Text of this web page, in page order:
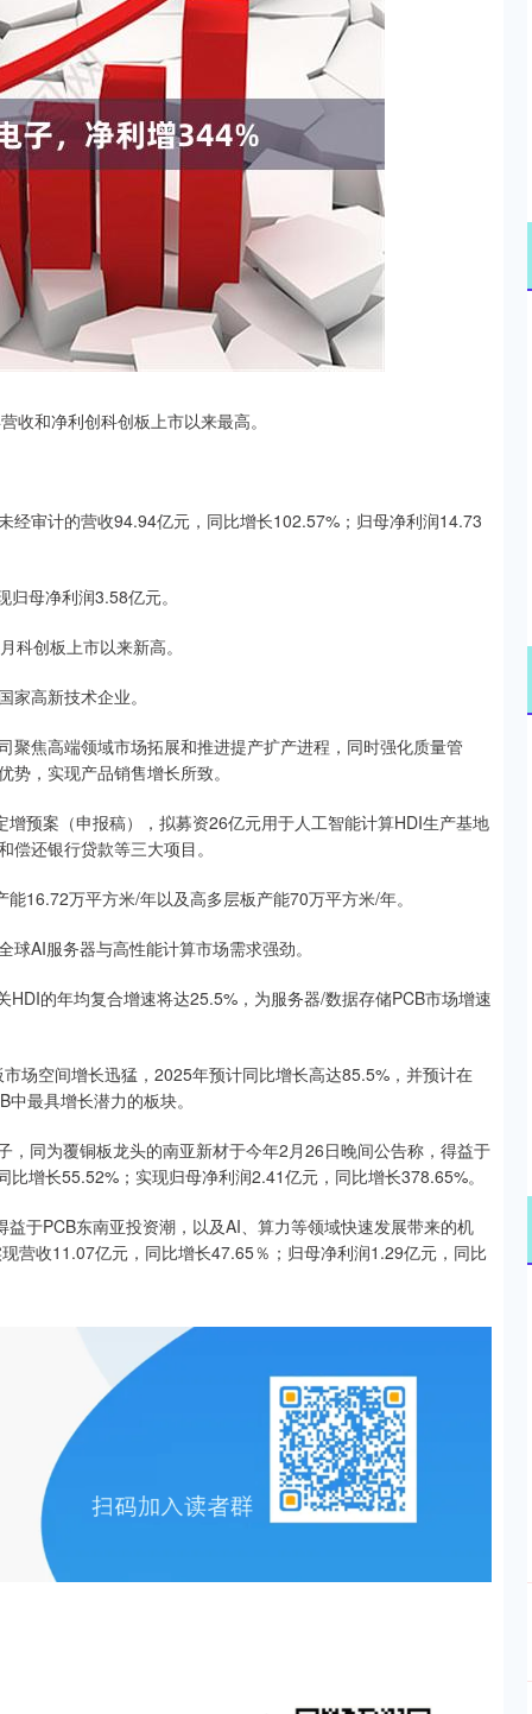
收和净利创科创板上市以来最高。
审计的营收94.94亿元，同比增长102.57%；归母净利润14.73
母净利润3.58亿元。
科创板上市以来新高。
高新技术企业。
焦高端领域市场拓展和推进提产扩产进程，同时强化质量管
，实现产品销售增长所致。
预案（申报稿），拟募资26亿元用于人工智能计算HDI生产基地
还银行贷款等三大项目。
16.72万平方米/年以及高多层板产能70万平方米/年。
AI服务器与高性能计算市场需求强劲。
的年均复合增速将达25.5%，为服务器/数据存储PCB市场增速
场空间增长迅猛，2025年预计同比增长高达85.5%，并预计在
最具增长潜力的板块。
同为覆铜板龙头的南亚新材于今年2月26日晚间公告称，得益于
增长55.52%；实现归母净利润2.41亿元，同比增长378.65%。
于PCB东南亚投资潮，以及AI、算力等领域快速发展带来的机
营收11.07亿元，同比增长47.65％；归母净利润1.29亿元，同比
沪深300 4694.44 43.13